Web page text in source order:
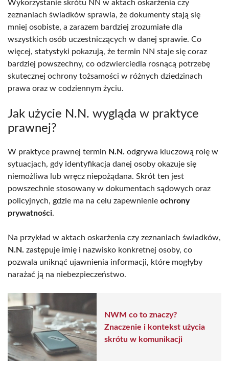
Wykorzystanie skrótu NN w aktach oskarżenia czy
zeznaniach świadków sprawia, że dokumenty stają się
mniej osobiste, a zarazem bardziej zrozumiałe dla
wszystkich osób uczestniczących w danej sprawie. Co
więcej, statystyki pokazują, że termin NN staje się coraz
bardziej powszechny, co odzwierciedla rosnącą potrzebę
skutecznej ochrony tożsamości w różnych dziedzinach
prawa oraz w codziennym życiu.
Jak użycie N.N. wygląda w praktyce
prawnej?
W praktyce prawnej termin N.N. odgrywa kluczową rolę w
sytuacjach, gdy identyfikacja danej osoby okazuje się
niemożliwa lub wręcz niepożądana. Skrót ten jest
powszechnie stosowany w dokumentach sądowych oraz
policyjnych, gdzie ma na celu zapewnienie ochrony
prywatności.
Na przykład w aktach oskarżenia czy zeznaniach świadków,
N.N. zastępuje imię i nazwisko konkretnej osoby, co
pozwala uniknąć ujawnienia informacji, które mogłyby
narażać ją na niebezpieczeństwo.
NWM co to znaczy?
Znaczenie i kontekst użycia
skrótu w komunikacji